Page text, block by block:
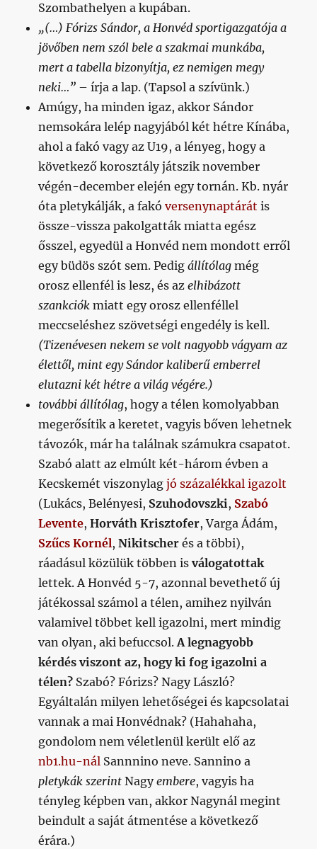
Szombathelyen a kupában.
„(…) Fórizs Sándor, a Honvéd sportigazgatója a
jövőben nem szól bele a szakmai munkába,
mert a tabella bizonyítja, ez nemigen megy
neki…” – írja a lap. (Tapsol a szívünk.)
Amúgy, ha minden igaz, akkor Sándor
nemsokára lelép nagyjából két hétre Kínába,
ahol a fakó vagy az U19, a lényeg, hogy a
következő korosztály játszik november
végén-december elején egy tornán. Kb. nyár
óta pletykálják, a fakóversenynaptárát is
össze-vissza pakolgatták miatta egész
ősszel, egyedül a Honvéd nem mondott erről
egy büdös szót sem. Pedigállítólag még
orosz ellenfél is lesz, és azelhibázott
szankciók miatt egy orosz ellenféllel
meccseléshez szövetségi engedély is kell.
(Tizenévesen nekem se volt nagyobb vágyam az
élettől, mint egy Sándor kaliberű emberrel
elutazni két hétre a világ végére.)
további állítólag, hogy a télen komolyabban
megerősítik a keretet, vagyis bőven lehetnek
távozók, már ha találnak számukra csapatot.
Szabó alatt az elmúlt két-három évben a
Kecskemét viszonylagjó százalékkal igazolt
(Lukács, Belényesi, Szuhodovszki, Szabó
Levente,Horváth Krisztofer, Varga Ádám,
Szűcs Kornél,Nikitscher és a többi),
ráadásul közülük többen isválogatottak
lettek. A Honvéd 5-7, azonnal bevethető új
játékossal számol a télen, amihez nyilván
valamivel többet kell igazolni, mert mindig
van olyan, aki befuccsol.A legnagyobb
kérdés viszont az, hogy ki fog igazolni a
télen? Szabó? Fórizs? Nagy László?
Egyáltalán milyen lehetőségei és kapcsolatai
vannak a mai Honvédnak? (Hahahaha,
gondolom nem véletlenül került elő az
nb1.hu-nál Sannnino neve. Sannino a
pletykák szerint Nagyembere, vagyis ha
tényleg képben van, akkor Nagynál megint
beindult a saját átmentése a következő
érára.)